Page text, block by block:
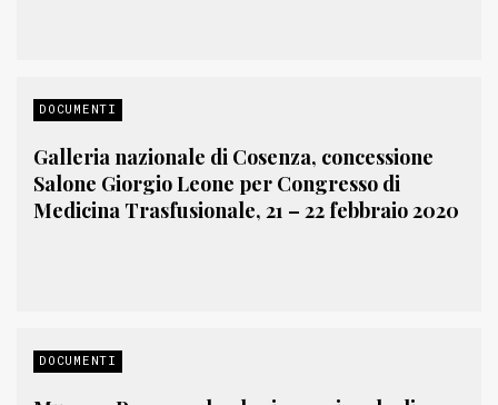
DOCUMENTI
Galleria nazionale di Cosenza, concessione
Salone Giorgio Leone per Congresso di
Medicina Trasfusionale, 21 – 22 febbraio 2020
DOCUMENTI